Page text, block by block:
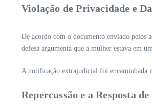
Violação de Privacidade e
De acordo com o documento enviado pelos
defesa argumenta que a mulher estava em
A notificação extrajudicial foi encaminhada
Repercussão e a Resposta